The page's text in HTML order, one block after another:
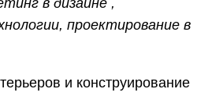
в дизайне ,
проектирование в
и конструирование